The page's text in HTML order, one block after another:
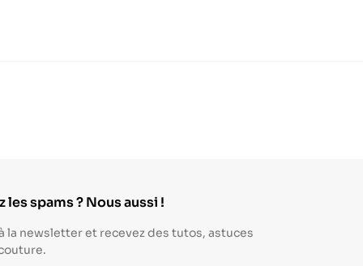
les spams ? Nous aussi !
la newsletter et recevez des tutos, astuces